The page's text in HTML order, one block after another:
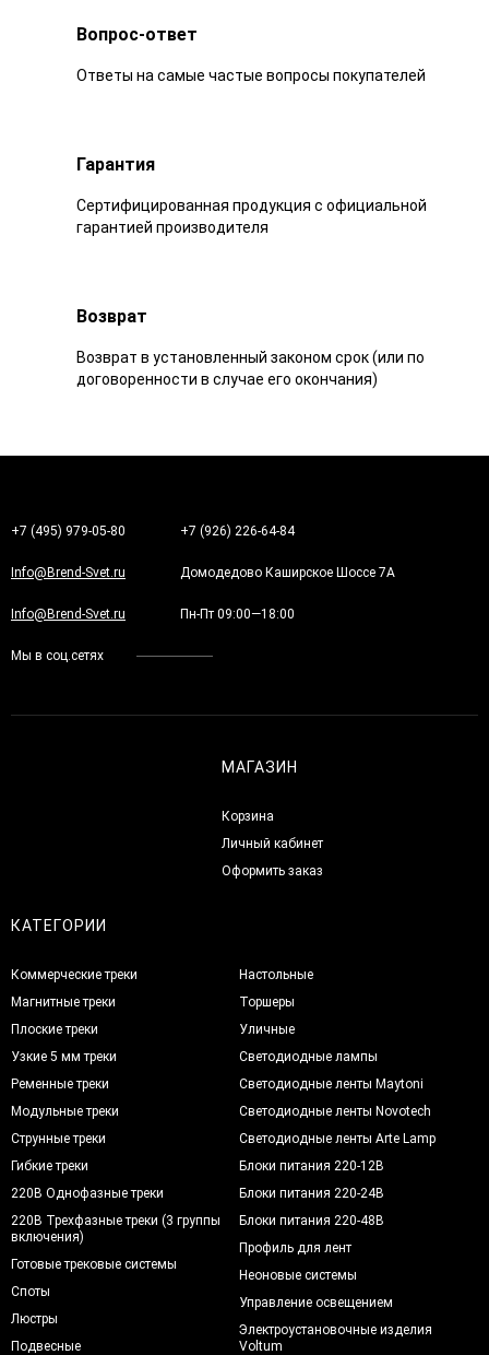
Вопрос-ответ
Ответы на самые частые вопросы покупателей
Гарантия
Сертифицированная продукция с официальной
гарантией производителя
Возврат
Возврат в установленный законом срок (или по
договоренности в случае его окончания)
+7 (495) 979-05-80 +7 (926) 226-64-84
Info@Brend-Svet.ru Домодедово Каширское Шоссе 7А
Info@Brend-Svet.ru Пн-Пт 09:00—18:00
Мы в соц.сетях
МАГАЗИН
Корзина
Личный кабинет
Оформить заказ
КАТЕГОРИИ
Коммерческие треки
Магнитные треки
Плоские треки
Узкие 5 мм треки
Ременные треки
Модульные треки
Струнные треки
Гибкие треки
220В Однофазные треки
220В Трехфазные треки (3 группы
включения)
Готовые трековые системы
Споты
Люстры
Подвесные
Настольные
Торшеры
Уличные
Светодиодные лампы
Светодиодные ленты Maytoni
Светодиодные ленты Novotech
Светодиодные ленты Arte Lamp
Блоки питания 220-12В
Блоки питания 220-24В
Блоки питания 220-48В
Профиль для лент
Неоновые системы
Управление освещением
Электроустановочные изделия
Voltum